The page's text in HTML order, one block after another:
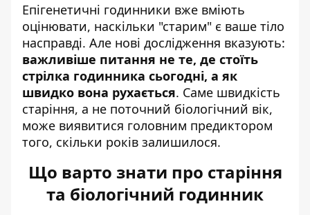
Епігенетичні годинники вже вміють
оцінювати, наскільки "старим" є ваше тіло
насправді. Але нові дослідження вказують:
важливіше питання не те, де стоїть
стрілка годинника сьогодні, а як
швидко вона рухається. Саме швидкість
старіння, а не поточний біологічний вік,
може виявитися головним предиктором
того, скільки років залишилося.
Що варто знати про старіння
та біологічний годинник